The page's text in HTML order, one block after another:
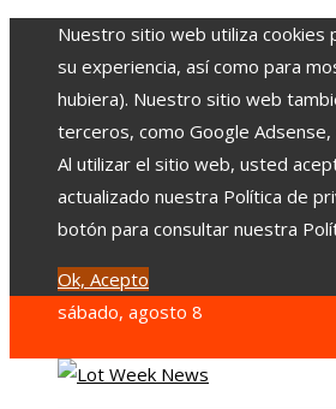
Nuestro sitio web utiliza cookies
su experiencia, así como para
hubiera). Nuestro sitio web
terceros, como Google
Al utilizar el sitio web, usted
actualizado nuestra Política de
botón para consultar nuestra
Ok, Acepto
sábado, agosto 8